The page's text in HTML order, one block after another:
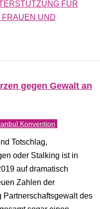
FÜR
FRAUEN UND
gegen Gewalt an
Konvention
Totschlag,
oder Stalking ist in
auf dramatisch
Zahlen der
Partnerschaftsgewalt des